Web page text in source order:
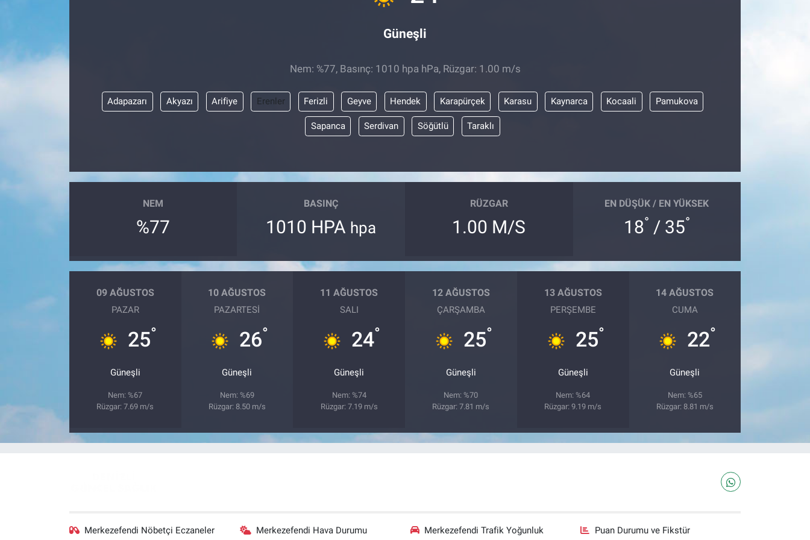
Güneşli
Nem: %77, Basınç: 1010 hpa hPa, Rüzgar: 1.00 m/s
Adapazarı Akyazı Arifiye Erenler Ferizli Geyve Hendek Karapürçek Karasu Kaynarca Kocaali Pamukova
Sapanca Serdivan Söğütlü Taraklı
NEM
%77
BASINÇ
1010 HPA hpa
RÜZGAR
1.00 M/S
EN DÜŞÜK / EN YÜKSEK
18° / 35°
09 AĞUSTOS
PAZAR
25°
Güneşli
Nem: %67
Rüzgar: 7.69 m/s
10 AĞUSTOS
PAZARTESI
26°
Güneşli
Nem: %69
Rüzgar: 8.50 m/s
11 AĞUSTOS
SALI
24°
Güneşli
Nem: %74
Rüzgar: 7.19 m/s
12 AĞUSTOS
ÇARŞAMBA
25°
Güneşli
Nem: %70
Rüzgar: 7.81 m/s
13 AĞUSTOS
PERŞEMBE
25°
Güneşli
Nem: %64
Rüzgar: 9.19 m/s
14 AĞUSTOS
CUMA
22°
Güneşli
Nem: %65
Rüzgar: 8.81 m/s
Merkezefendi Nöbetçi Eczaneler Merkezefendi Hava Durumu
Merkezefendi Trafik Yoğunluk
Puan Durumu ve Fikstür